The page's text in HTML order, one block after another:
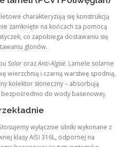
charakteryzują się konstrukcją
zamknięte na końcach za pomocą
co zapobiega dostawaniu się
glonów.
Solar orazAnti-Algae. Lamele solarne
wierzchnią i czarną warstwę spodnią,
kolektor słoneczny – absorbują
do wody basenowej.
wyłącznie silniki wykonane z
klasy AISI 316L, odpornej na